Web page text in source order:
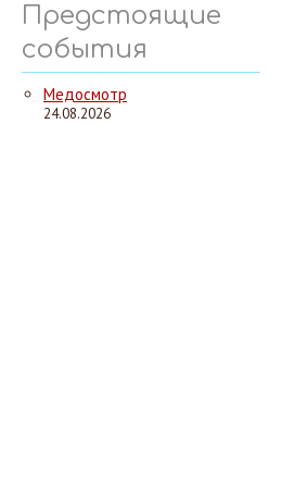
Предстоящие
события
Медосмотр
24.08.2026